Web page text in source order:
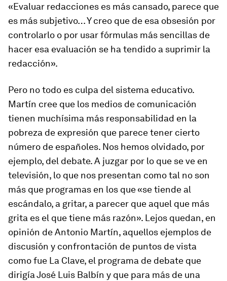
«Evaluar redacciones es más cansado, parece que
es más subjetivo… Y creo que de esa obsesión por
controlarlo o por usar fórmulas más sencillas de
hacer esa evaluación se ha tendido a suprimir la
redacción».
Pero no todo es culpa del sistema educativo.
Martín cree que los medios de comunicación
tienen muchísima más responsabilidad en la
pobreza de expresión que parece tener cierto
número de españoles. Nos hemos olvidado, por
ejemplo, del debate. A juzgar por lo que se ve en
televisión, lo que nos presentan como tal no son
más que programas en los que «se tiende al
escándalo, a gritar, a parecer que aquel que más
grita es el que tiene más razón». Lejos quedan, en
opinión de Antonio Martín, aquellos ejemplos de
discusión y confrontación de puntos de vista
como fue La Clave, el programa de debate que
dirigía José Luis Balbín y que para más de una